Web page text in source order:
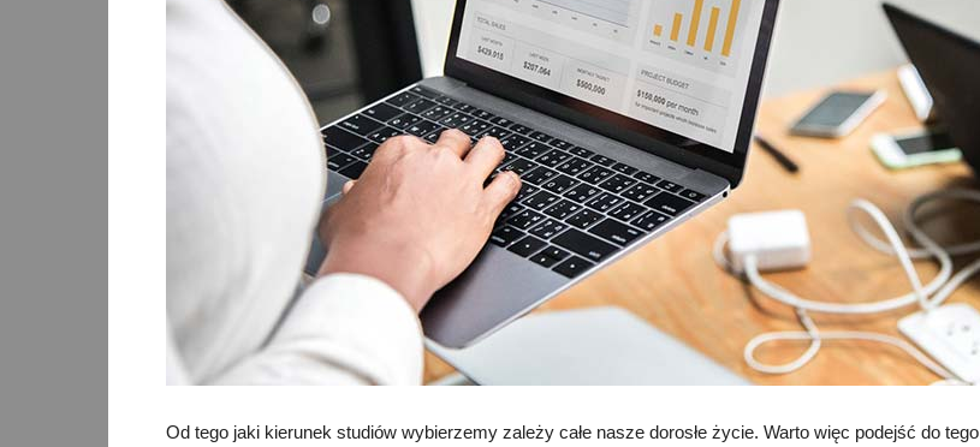
Od tego jaki kierunek studiów wybierzemy zależy całe nasze dorosłe życie. Warto więc podejść do tego